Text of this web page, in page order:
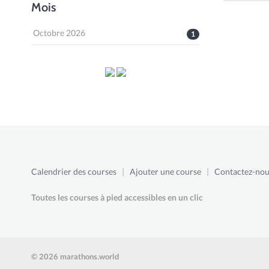
Mois
1
Octobre 2026
Calendrier des courses | Ajouter une course | Contactez-
Toutes les courses à pied accessibles en un clic
© 2026 marathons.world